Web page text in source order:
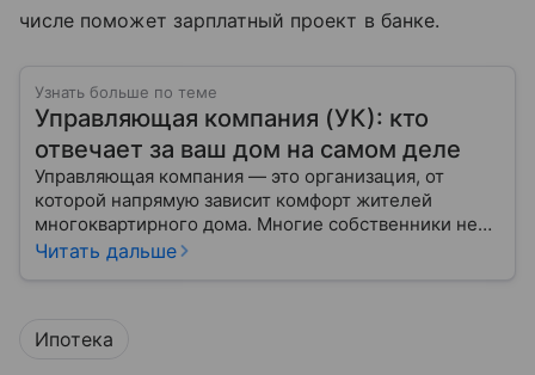
числе поможет зарплатный проект в банке.
Узнать больше по теме
Управляющая компания (УК): кто
отвечает за ваш дом на самом деле
Управляющая компания — это организация, от
которой напрямую зависит комфорт жителей
многоквартирного дома. Многие собственники не
до конца понимают, какие именно услуги УК
Читать дальше
Ипотека